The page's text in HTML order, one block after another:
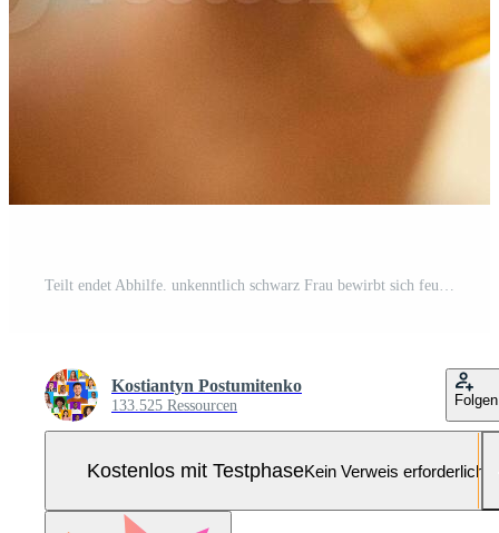
Teilt endet Abhilfe. unkenntlich schwarz Frau bewirbt sich feuchtigkeitsspendend sprühen zu ihr lockig Haar beim heim, Nahansicht Pro Foto
Kostiantyn Postumitenko
133.525 Ressourcen Folgen
Kostenlos mit TestphaseKein Verweis erforderlich